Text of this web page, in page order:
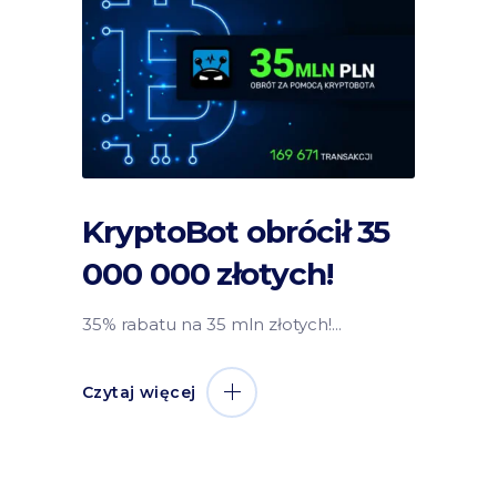
KryptoBot obrócił 35
000 000 złotych!
35% rabatu na 35 mln złotych!
Czytaj więcej